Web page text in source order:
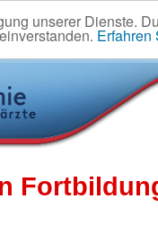
unserer Dienste.
Erfahren